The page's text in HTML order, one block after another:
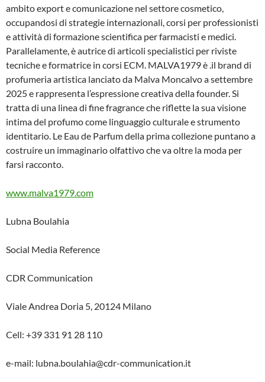
ambito export e comunicazione nel settore cosmetico,
occupandosi di strategie internazionali, corsi per professionisti
e attività di formazione scientifica per farmacisti e medici.
Parallelamente, è autrice di articoli specialistici per riviste
tecniche e formatrice in corsi ECM. MALVA1979 è .il brand di
profumeria artistica lanciato da Malva Moncalvo a settembre
2025 e rappresenta l’espressione creativa della founder. Si
tratta di una linea di fine fragrance che riflette la sua visione
intima del profumo come linguaggio culturale e strumento
identitario. Le Eau de Parfum della prima collezione puntano a
costruire un immaginario olfattivo che va oltre la moda per
farsi racconto.
www.malva1979.com
Lubna Boulahia
Social Media Reference
CDR Communication
Viale Andrea Doria 5, 20124 Milano
Cell: +39 331 91 28 110
e-mail: lubna.boulahia@cdr-communication.it